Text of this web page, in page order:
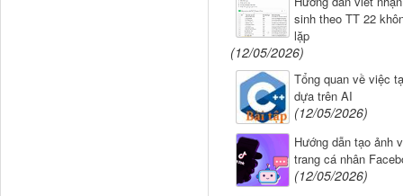
sinh theo TT 22
lặp
(12/05/2026)
Tổng quan về việc
dựa trên AI
(12/05/2026)
Hướng dẫn tạo ảnh
trang cá nhân
(12/05/2026)